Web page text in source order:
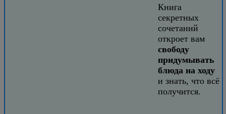
Книга
секретных
сочетаний
откроет вам
свободу
придумывать
блюда на ходу
и знать, что всё
получится.